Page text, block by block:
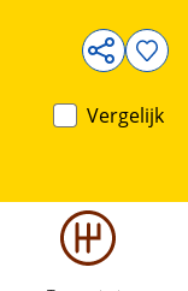
Vergelijk